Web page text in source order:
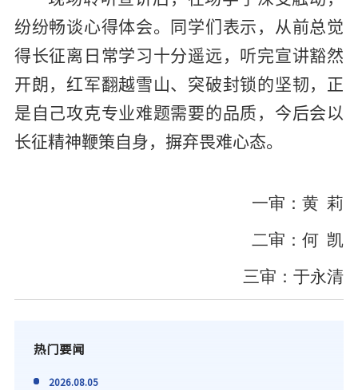
纷纷畅谈心得体会。同学们表示，从前总觉
得长征离日常学习十分遥远，听完宣讲豁然
开朗，红军翻越雪山、突破封锁的坚韧，正
是自己攻克专业难题需要的品质，今后会以
长征精神鞭策自身，摒弃畏难心态。
一审：黄 莉
二审：何 凯
三审：于永清
热门要闻
2026.08.05